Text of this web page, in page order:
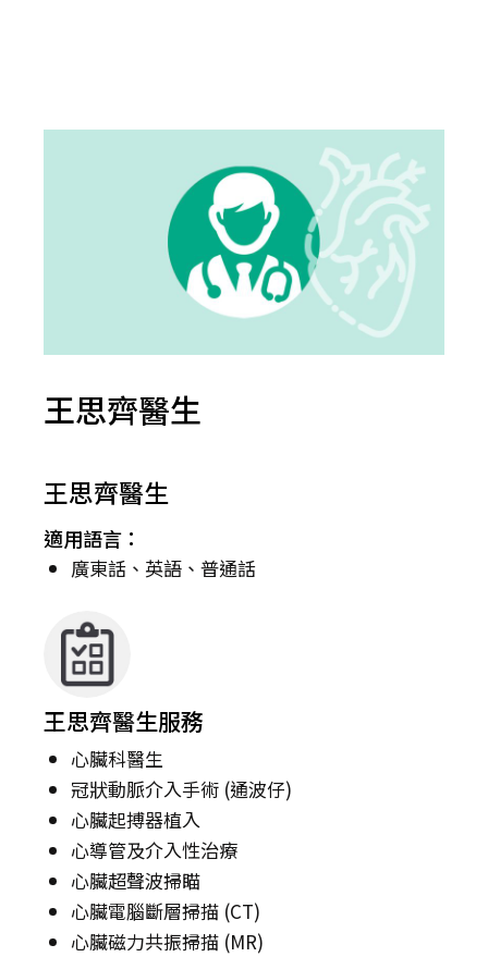
王思齊醫生
王思齊醫生
適用語言：
廣東話、英語、普通話
王思齊醫生服務
心臟科醫生
冠狀動脈介入手術 (通波仔)
心臟起搏器植入
心導管及介入性治療
心臟超聲波掃瞄
心臟電腦斷層掃描 (CT)
心臟磁力共振掃描 (MR)